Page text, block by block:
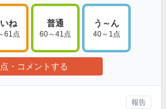
ね
61点
普通
60～41点
う～ん
40～1点
・コメントする
報告